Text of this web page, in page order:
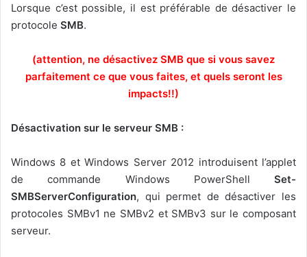
Lorsque c’est possible, il est préférable de désactiver le
protocole SMB.
(attention, ne désactivez SMB que si vous savez
parfaitement ce que vous faites, et quels seront les
impacts!!)
Désactivation sur le serveur SMB :
Windows 8 et Windows Server 2012 introduisent l’applet
de commande Windows PowerShell Set-
SMBServerConfiguration, qui permet de désactiver les
protocoles SMBv1 ne SMBv2 et SMBv3 sur le composant
serveur.